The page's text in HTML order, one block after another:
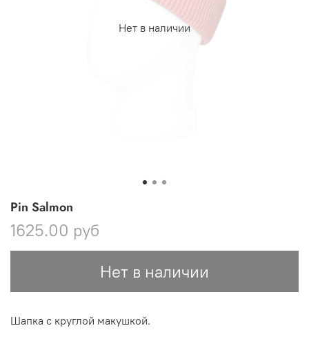
Нет в наличии
Pin Salmon
1625.00 руб
Нет в наличии
Шапка с круглой макушкой.